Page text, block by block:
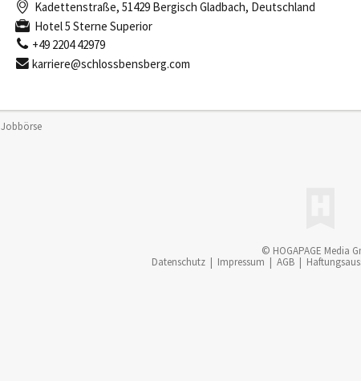
Kadettenstraße, 51429 Bergisch Gladbach, Deutschland
Hotel 5 Sterne Superior
+49 2204 42979
karriere@schlossbensberg.com
Jobbörse
© HOGAPAGE Media
Datenschutz
Impressum AGB